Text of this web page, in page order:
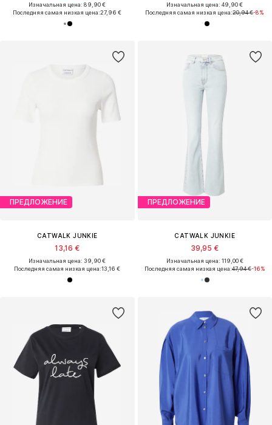
Изначальная цена: 89,90 €
Последняя самая низкая цена:27,96 €
Изначальная цена: 49,90 €
Последняя самая низкая цена:20,94 €-8%
ПРЕДЛОЖЕНИЕ
CATWALK JUNKIE
13,16 €
Изначальная цена: 39,90 €
Последняя самая низкая цена:13,16 €
ПРЕДЛОЖЕНИЕ
CATWALK JUNKIE
39,95 €
Изначальная цена: 119,00 €
Последняя самая низкая цена:47,94 €-16%